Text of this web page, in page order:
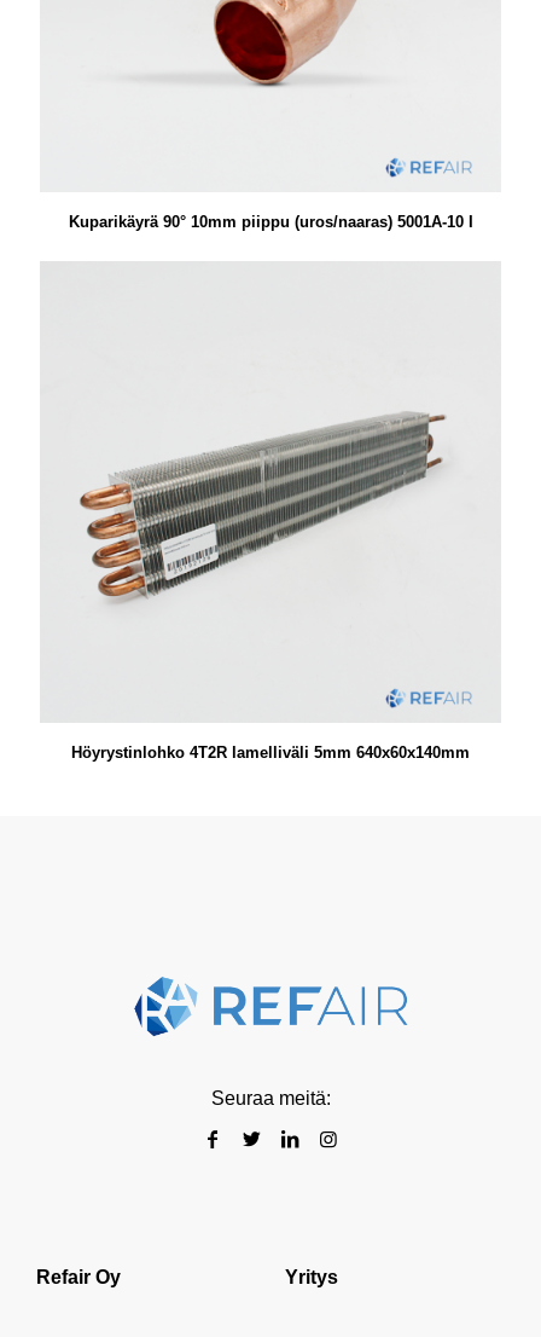
Kuparikäyrä 90° 10mm piippu (uros/naaras) 5001A-10 I
Höyrystinlohko 4T2R lamelliväli 5mm 640x60x140mm
Seuraa meitä:
Refair Oy Yritys